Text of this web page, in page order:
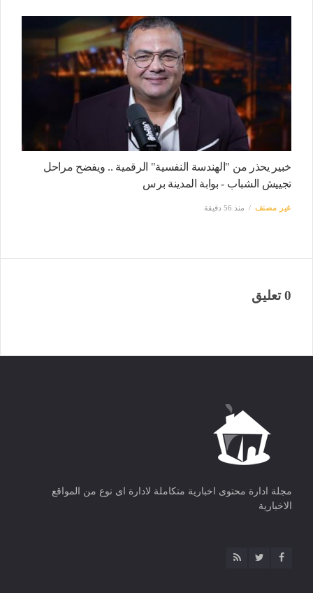
خبير يحذر من "الهندسة النفسية" الرقمية .. ويفضح مراحل
تجييش الشباب - بوابة المدينة برس
غير مصنف منذ 56 دقيقة
0 تعليق
مجلة ادارة محتوى اخبارية متكاملة لادارة اى نوع من المواقع
الاخبارية